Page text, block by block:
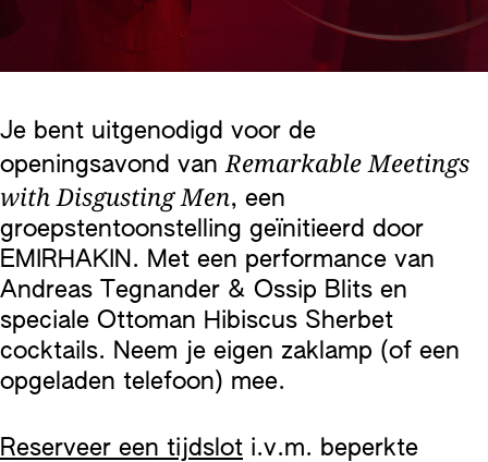
Je bent uitgenodigd voor de
openingsavond vanRemarkable Meetings
with Disgusting Men, een
groepstentoonstelling geïnitieerd door
EMIRHAKIN. Met een performance van
Andreas Tegnander & Ossip Blits en
speciale Ottoman Hibiscus Sherbet
cocktails. Neem je eigen zaklamp (of een
opgeladen telefoon) mee.
Reserveer een tijdslot i.v.m. beperkte